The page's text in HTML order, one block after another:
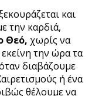
και
την καρδιά,
Θεό, χωρίς να
την ώρα τα
διαβάζουμε
ή ένα
θέλουμε να